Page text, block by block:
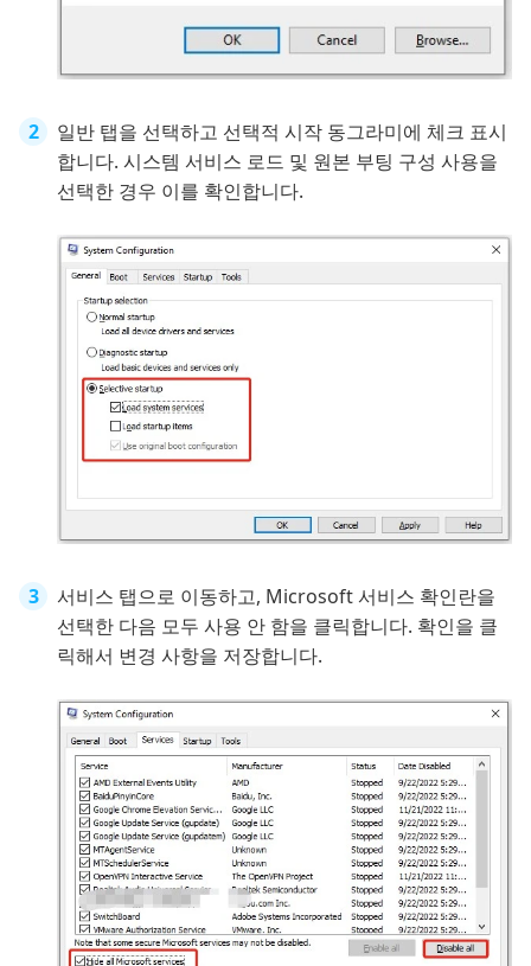
일반 탭을 선택하고 선택적 시작 동그라미에 체크 표시
합니다. 시스템 서비스 로드 및 원본 부팅 구성 사용을
선택한 경우 이를 확인합니다.
서비스 탭으로 이동하고, Microsoft 서비스 확인란을
선택한 다음 모두 사용 안 함을 클릭합니다. 확인을 클
릭해서 변경 사항을 저장합니다.